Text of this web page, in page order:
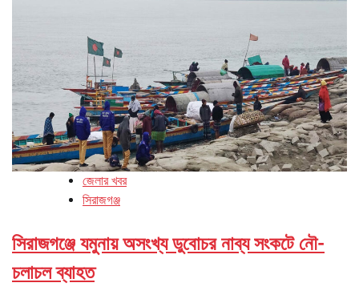
জেলার খবর
সিরাজগঞ্জ
সিরাজগঞ্জে যমুনায় অসংখ্য ডুবোচর নাব্য সংকটে নৌ-
চলাচল ব্যাহত